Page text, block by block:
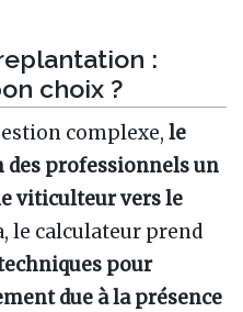
:
choix ?
complexe, le
des professionnels un
viticulteur vers le
le calculateur prend
pour
due à la présence